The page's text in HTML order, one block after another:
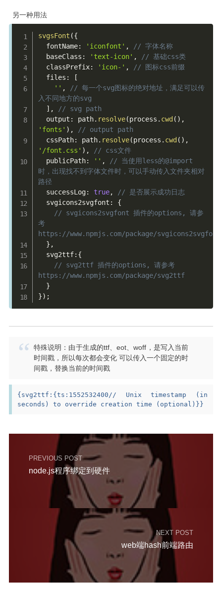
另一种用法
svgsFont ({
  fontName
: 'iconfont' ,
// 字体名称
  baseClass
: 'text-icon' ,
// 基础css类
  classPrefix
: 'icon-' ,
// 图标css前缀
  files
:
[
'' ,
// 每一个svg图标的绝对地址，满足可以传
入不同地方的svg
] ,
// svg path
  output
: path. resolve(process . cwd ( ) ,
'fonts' ) ,
// output path
  cssPath
: path. resolve(process . cwd ( ) ,
'/font.css' ) ,
// css文件
  publicPath
: '' ,
// 当使用less的@import
时，出现找不到字体文件时，可以手动传入文件夹相对
路径
  successLog
: true,
// 是否展示成功日志
  svgicons2svgfont
:
{
// svgicons2svgfont 插件的options, 请参
考
https://www.npmjs.com/package/svgicons2svgfont
} ,
  svg2ttf
: {
// svg2ttf 插件的options, 请参考
https://www.npmjs.com/package/svg2ttf
}
}) ;
特殊说明：由于生成的ttf、eot、woff，是写入当前
时间戳，所以每次都会变化 可以传入一个固定的时
间戳，替换当前的时间戳
{ svg2ttf :{ts : 1552532400// Unix timestamp (in
seconds) to override creation time (optional) } }
PREVIOUS POST
node.js程序绑定到硬件
NEXT POST
web端hash前端路由